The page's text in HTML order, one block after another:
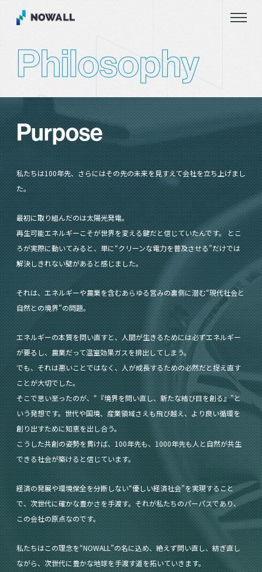
Philosophy
Purpose
私たちは100年先、さらにはその先の未来を見すえて会社を立ち上げまし
た。
最初に取り組んだのは太陽光発電。
再生可能エネルギーこそが世界を変える鍵だと信じていたんです。 とこ
ろが実際に動いてみると、単に“クリーンな電力を普及させる”だけでは
解決しきれない壁があると感じました。
それは、エネルギーや農業を含むあらゆる営みの裏側に潜む“現代社会と
自然との境界”の問題。
エネルギーの本質を問い直すと、人間が生きるためには必ずエネルギー
が要るし、農業だって温室効果ガスを排出してしまう。
でも、それは悪いことではなく、人が成長するための必然だと捉え直す
ことが大切でした。
そこで思い至ったのが、“『境界を問い直し、新たな結び目を創る』”と
いう発想です。世代や国境、産業領域さえも飛び越え、より良い循環を
創り出すために知恵を出し合う。
こうした共創の姿勢を貫けば、100年先も、1000年先も人と自然が共生
できる社会が築けると信じています。
経済の発展や環境保全を分断しない“優しい経済社会”を実現すること
で、次世代に確かな豊かさを手渡す。それが私たちのパーパスであり、
この会社の原点なのです。
私たちはこの理念を“NOWALL”の名に込め、絶えず問い直し、紡ぎ直し
ながら、次世代に豊かな地球を手渡す道を拓いていきます。